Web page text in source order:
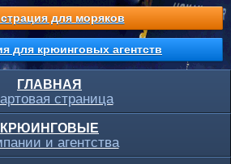
для моряков
для крюинговых агентств
ГЛАВНАЯ
страница
КРЮИНГОВЫЕ
и агентства